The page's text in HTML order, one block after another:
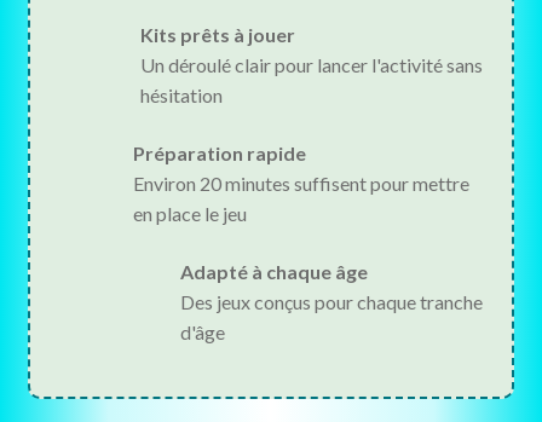
Kits prêts à jouer
Un déroulé clair pour lancer l'activité sans
hésitation
Préparation rapide
Environ 20 minutes suffisent pour mettre
en place le jeu
Adapté à chaque âge
Des jeux conçus pour chaque tranche
d'âge